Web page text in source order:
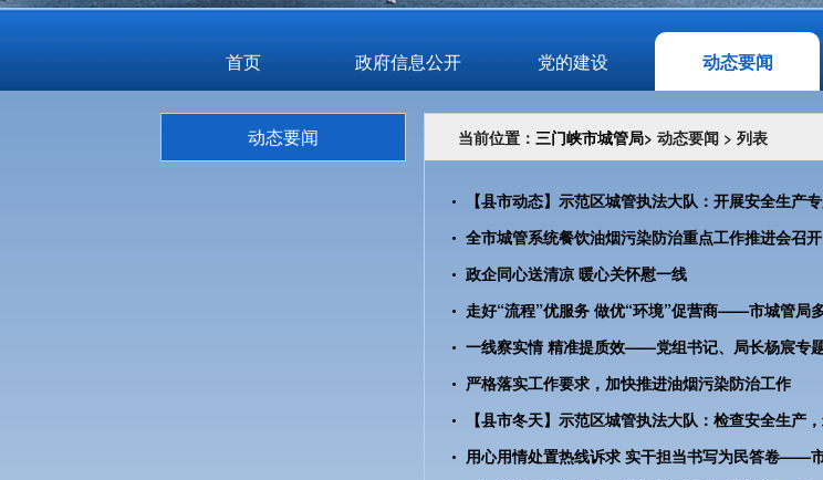
首页 政府信息公开 党的建设 动态要闻
动态要闻 当前位置： 三门峡市城管局> 动态要闻 > 列表
全市城管系统餐饮油烟污染防治重点工作推进会召开
政企同心送清凉 暖心关怀慰一线
严格落实工作要求，加快推进油烟污染防治工作